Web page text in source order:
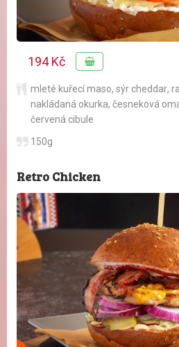
194 Kč
mleté kuřecí maso, sýr cheddar,
nakládaná okurka, česneková
červená cibule
150g
Retro Chicken